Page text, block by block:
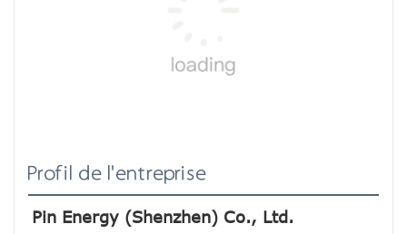
Profil de l'entreprise
Pin Energy (Shenzhen) Co., Ltd.